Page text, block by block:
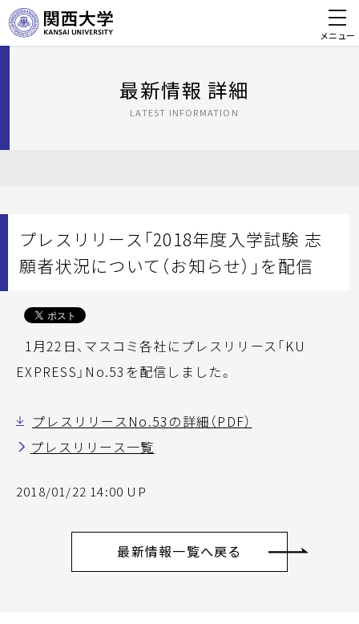
メニュー
最新情報 詳細
LATEST INFORMATION
プレスリリース「2018年度入学試験 志
願者状況について（お知らせ）」を配信
1月22日、マスコミ各社にプレスリリース「KU
EXPRESS」No.53を配信しました。
プレスリリースNo.53の詳細（PDF）
プレスリリース一覧
2018/01/22 14:00 UP
最新情報一覧へ戻る